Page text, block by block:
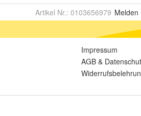
Artikel Nr.: 0103656979 Melden
Impressum
AGB &